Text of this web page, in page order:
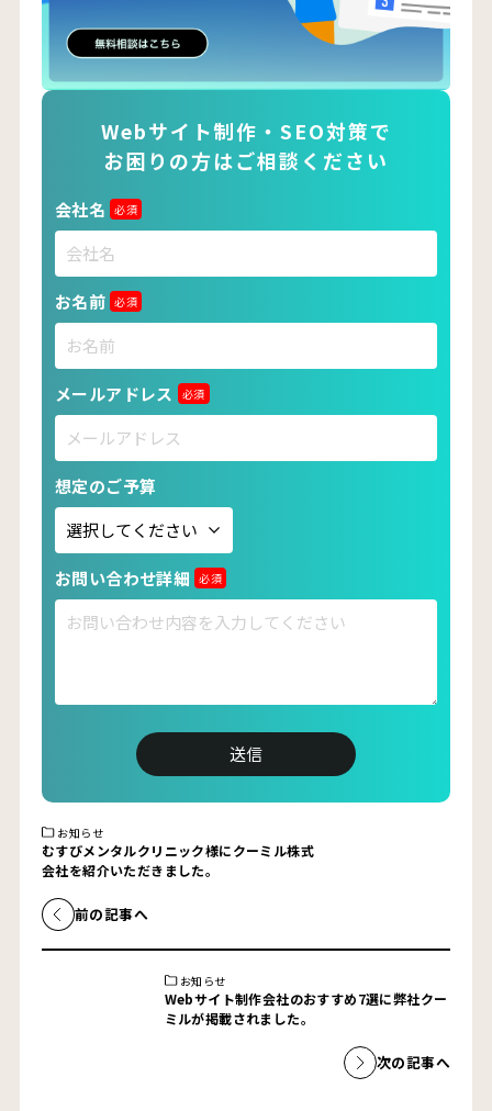
Webサイト制作・SEO対策で
お困りの方はご相談ください
会社名 必須
お名前 必須
メールアドレス 必須
想定のご予算
お問い合わせ詳細 必須
お知らせ
むすびメンタルクリニック様にクーミル株式
会社を紹介いただきました。
前の記事へ
お知らせ
Webサイト制作会社のおすすめ7選に弊社クー
ミルが掲載されました。
次の記事へ